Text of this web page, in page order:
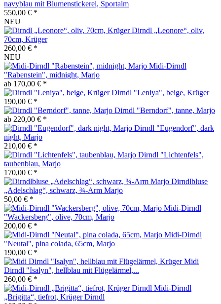
navyblau mit Blumenstickerei, Sportalm
550,00 € *
NEU
Dirndl „Leonore“, oliv,
70cm, Krüger
260,00 € *
NEU
Midi-Dirndl
"Rabenstein", midnight, Marjo
ab 170,00 € *
Dirndl "Leniya", beige, Krüger
190,00 € *
Dirndl "Berndorf", tanne, Marjo
ab 220,00 € *
Dirndl "Eugendorf", dark
night, Marjo
210,00 € *
Dirndl "Lichtenfels",
taubenblau, Marjo
170,00 € *
Dirndlbluse
„Adelschlag“, schwarz, ¾-Arm Marjo
50,00 € *
Midi-Dirndl
"Wackersberg", olive, 70cm, Marjo
200,00 € *
Midi-Dirndl
"Neutal", pina colada, 65cm, Marjo
190,00 € *
Midi
Dirndl "Isalyn", hellblau mit Flügelärmel,...
260,00 € *
Midi-Dirndl
„Brigitta“, tiefrot, Krüger Dirndl